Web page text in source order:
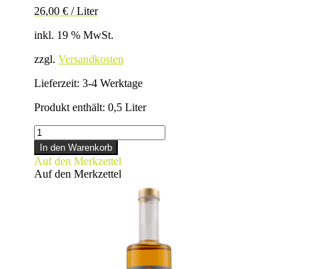
26,00 € /Liter
inkl. 19 % MwSt.
zzgl. Versandkosten
Lieferzeit: 3-4 Werktage
Produkt enthält: 0,5 Liter
PANNA-
COTTA-
LIKÖR
Menge
In den Warenkorb
Auf den Merkzettel
Auf den Merkzettel